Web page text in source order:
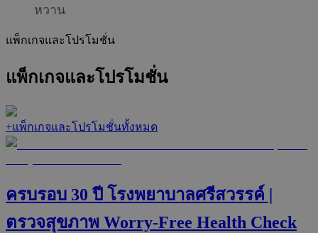
หวาน
แพ็กเกจและโปรโมชั่น
แพ็กเกจและโปรโมชั่น
+แพ็กเกจและโปรโมชั่นทั้งหมด
ครบรอบ 30 ปี โรงพยาบาลศรีสวรรค์ |
ตรวจสุขภาพ Worry-Free Health Check